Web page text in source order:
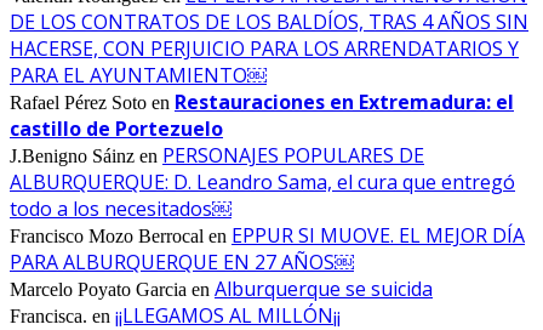
DE LOS CONTRATOS DE LOS BALDÍOS, TRAS 4 AÑOS SIN
HACERSE, CON PERJUICIO PARA LOS ARRENDATARIOS Y
PARA EL AYUNTAMIENTO￼
Rafael Pérez Soto en Restauraciones en Extremadura: el
castillo de Portezuelo
J.Benigno Sáinz en PERSONAJES POPULARES DE
ALBURQUERQUE: D. Leandro Sama, el cura que entregó
todo a los necesitados￼
Francisco Mozo Berrocal en EPPUR SI MUOVE. EL MEJOR DÍA
PARA ALBURQUERQUE EN 27 AÑOS￼
Marcelo Poyato Garcia en Alburquerque se suicida
Francisca. en ¡¡LLEGAMOS AL MILLÓN¡¡